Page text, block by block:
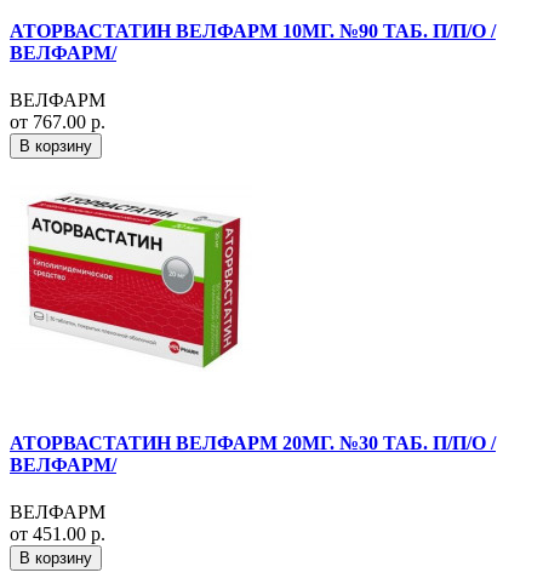
АТОРВАСТАТИН ВЕЛФАРМ 10МГ. №90 ТАБ. П/П/О /
ВЕЛФАРМ/
ВЕЛФАРМ
от 767.00 р.
В корзину
АТОРВАСТАТИН ВЕЛФАРМ 20МГ. №30 ТАБ. П/П/О /
ВЕЛФАРМ/
ВЕЛФАРМ
от 451.00 р.
В корзину